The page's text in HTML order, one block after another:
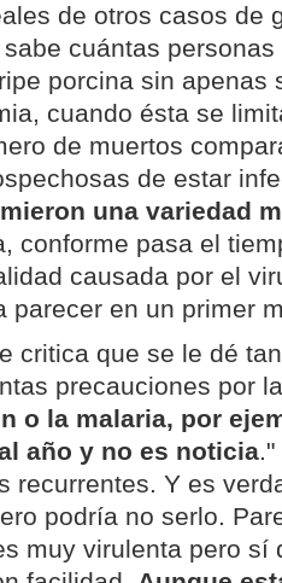
de otros casos de
cuántas
porcina sin apenas
cuando ésta se
de muertos
de estar
una variedad
conforme pasa el
causada por el
parecer en un primer
critica que se le dé
precauciones por
o la malaria, por
año y no es noticia
recurrentes. Y es
podría no serlo.
muy virulenta pero sí